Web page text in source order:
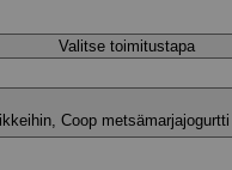
Valitse toimitustapa
Coop